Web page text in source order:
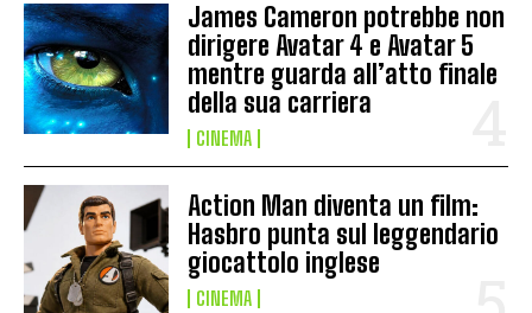
James Cameron potrebbe non
dirigere Avatar 4 e Avatar 5
mentre guarda all’atto finale
della sua carriera
CINEMA
Action Man diventa un film:
Hasbro punta sul leggendario
giocattolo inglese
CINEMA